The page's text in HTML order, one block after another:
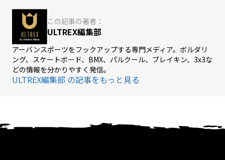
この記事の著者：
ULTREX編集部
アーバンスポーツをフックアップする専門メディア。ボルダリ
ング、スケートボード、BMX、パルクール、ブレイキン、3x3な
どの情報を分かりやすく発信。
ULTREX編集部 の記事をもっと見る